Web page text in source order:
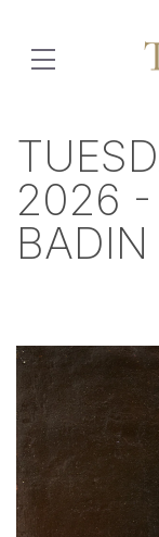
2026 -
BADIN